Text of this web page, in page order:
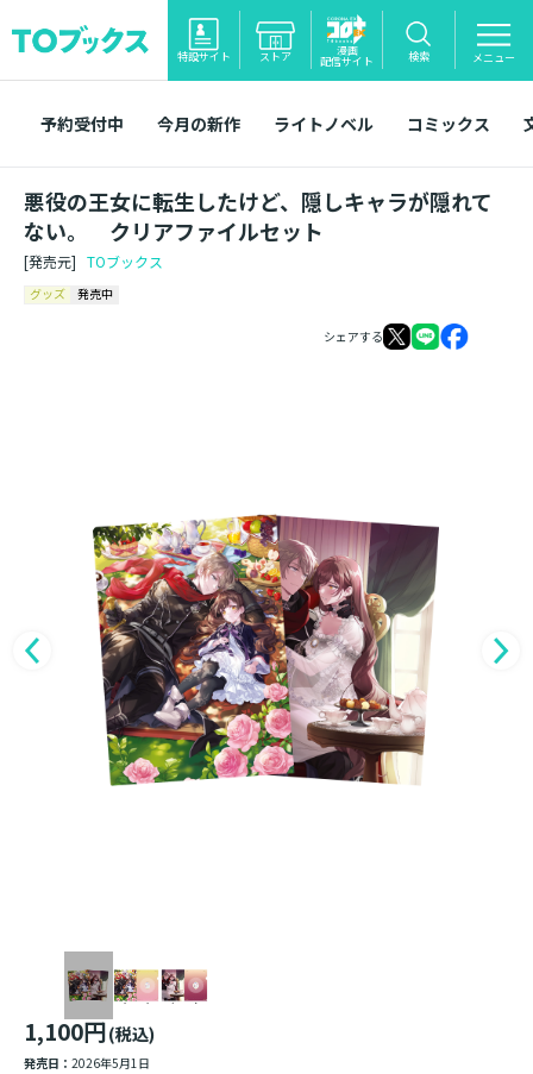
特設サイト ストア 漫画
配信サイト 検索 メニュー
予約受付中 今月の新作 ライトノベル コミックス
悪役の王女に転生したけど、隠しキャラが隠れて
ない。 クリアファイルセット
[発売元] TOブックス
グッズ 発売中
シェアする
1,100円(税込)
発売日： 2026年5月1日